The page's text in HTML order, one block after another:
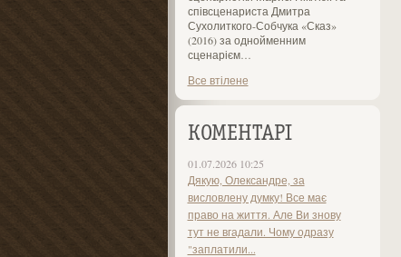
співсценариста Дмитра
Сухолиткого-Собчука «Сказ»
(2016) за однойменним
сценарієм…
Все втілене
КОМЕНТАРІ
01.07.2026 10:25
Дякую, Олександре, за
висловлену думку! Все має
право на життя. Але Ви знову
тут не вгадали. Чому одразу
"заплатили...